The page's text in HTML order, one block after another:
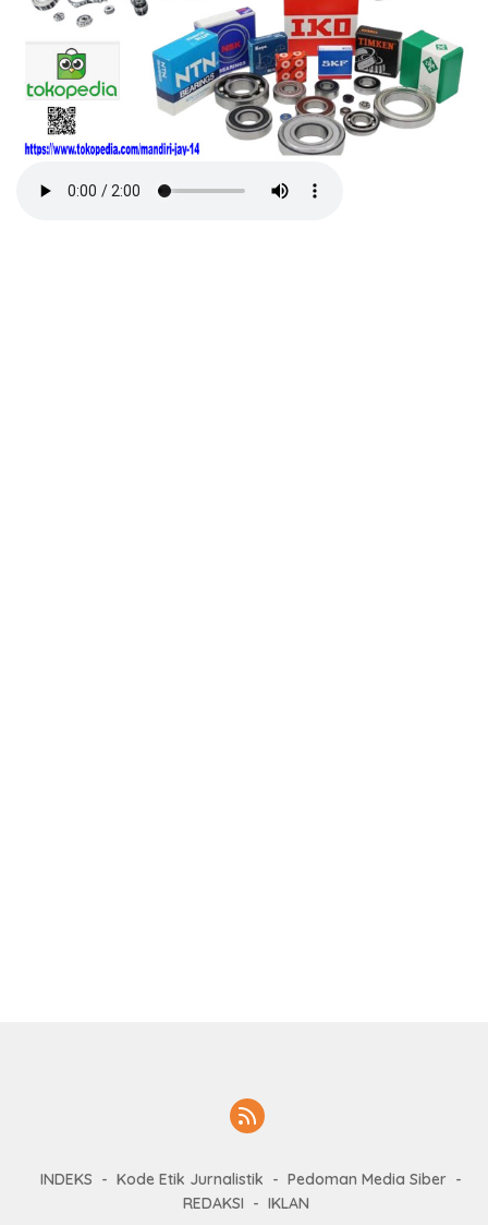
INDEKS Kode Etik Jurnalistik
Pedoman Media Siber
REDAKSI
IKLAN